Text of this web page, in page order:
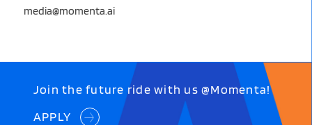
media@momenta.ai
Join the future ride with us @Momenta!
APPLY